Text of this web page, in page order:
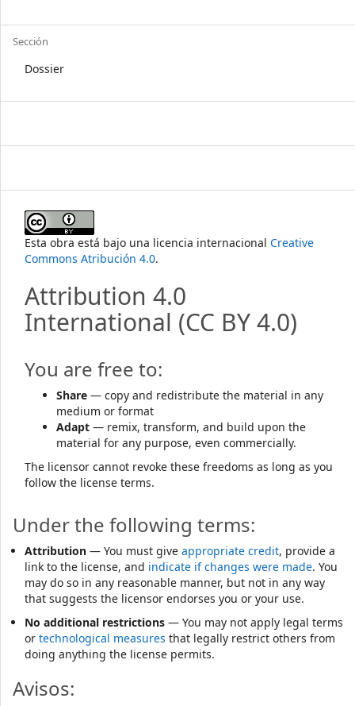
Sección
Dossier
Esta obra está bajo una licencia internacional Creative
Commons Atribución 4.0.
Attribution 4.0
International (CC BY 4.0)
You are free to:
Share — copy and redistribute the material in any
medium or format
Adapt — remix, transform, and build upon the
material for any purpose, even commercially.
The licensor cannot revoke these freedoms as long as you
follow the license terms.
Under the following terms:
Attribution — You must give appropriate credit, provide a
link to the license, and indicate if changes were made. You
may do so in any reasonable manner, but not in any way
that suggests the licensor endorses you or your use.
No additional restrictions — You may not apply legal terms
or technological measures that legally restrict others from
doing anything the license permits.
Avisos: